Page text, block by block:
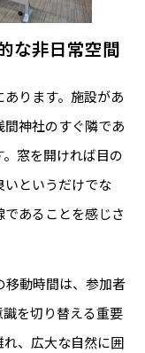
な非日常空間
ります。施設があ
神社のすぐ隣であ
窓を開ければ目の
というだけでな
あることを感じさ
移動時間は、参加者
を切り替える重要
、広大な自然に囲